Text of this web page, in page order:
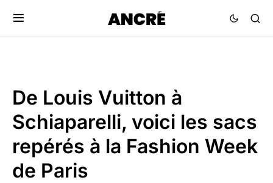
De Louis Vuitton à
Schiaparelli, voici les sacs
repérés à la Fashion Week
de Paris